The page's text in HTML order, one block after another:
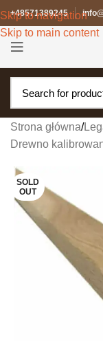
Skip to navigation
Skip to main content
+48571389245
Strona główna/
Drewno
SOLD
OUT